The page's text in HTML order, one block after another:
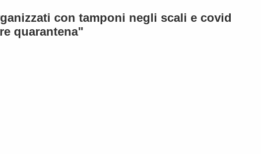
con tamponi negli scali e covid
quarantena"